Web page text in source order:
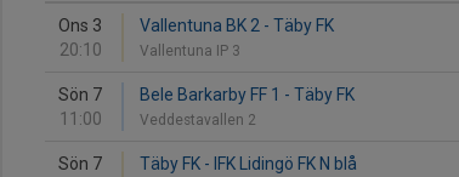
Ons 3
20:10
Vallentuna BK 2 - Täby FK
Vallentuna IP 3
Sön 7
11:00
Bele Barkarby FF 1 - Täby FK
Veddestavallen 2
Sön 7
Täby FK - IFK Lidingö FK N blå